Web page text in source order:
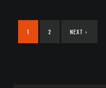
1 2 NEXT ›